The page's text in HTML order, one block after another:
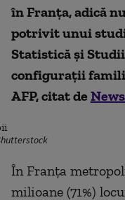
în Franţa, adică
potrivit unui
Statistică şi
configuraţii
AFP, citat de
În Franţa
milioane (71%)